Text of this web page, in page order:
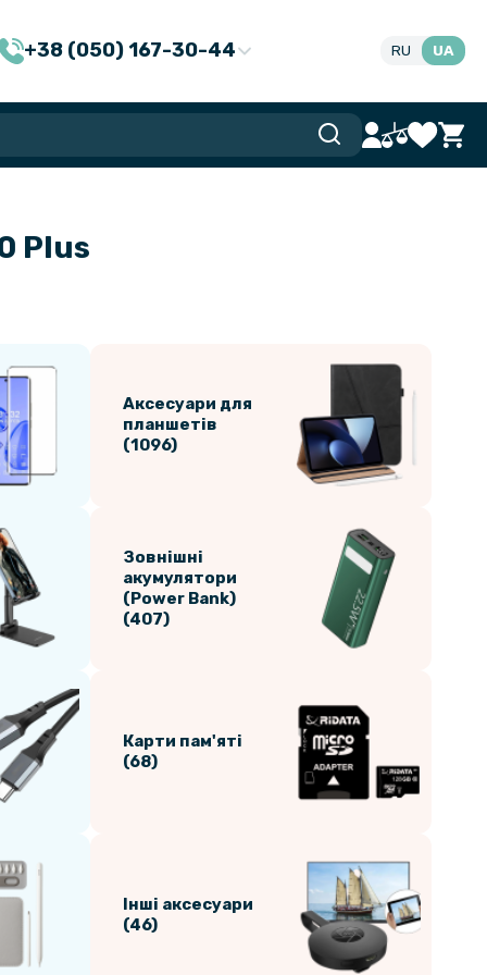
+38 (050) 167-30-44 RU UA
Plus
Аксесуари для
планшетів
(1096)
Зовнішні
акумулятори
(Power Bank)
(407)
Карти пам'яті
(68)
Інші аксесуари
(46)